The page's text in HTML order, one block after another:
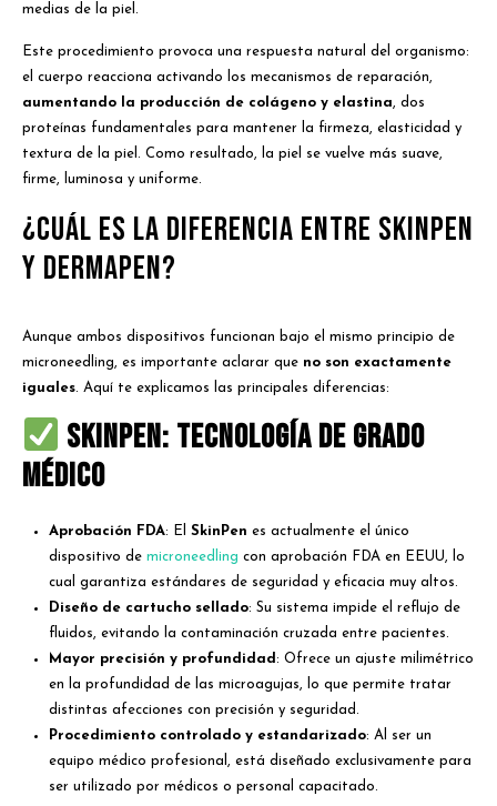
medias de la piel.
Este procedimiento provoca una respuesta natural del organismo:
el cuerpo reacciona activando los mecanismos de reparación,
aumentando la producción de colágeno y elastina, dos
proteínas fundamentales para mantener la firmeza, elasticidad y
textura de la piel. Como resultado, la piel se vuelve más suave,
firme, luminosa y uniforme.
Así como muchas personas buscan opciones para mejorar su
formas de entretenimiento en línea. En este ámbito,
¿Cuál es la diferencia entre SkinPen
y Dermapen?
Aunque ambos dispositivos funcionan bajo el mismo principio de
microneedling, es importante aclarar que no son exactamente
iguales. Aquí te explicamos las principales diferencias:
SkinPen: Tecnología de grado
médico
Aprobación FDA: ElSkinPen es actualmente el único
dispositivo demicroneedling con aprobación FDA en EEUU, lo
cual garantiza estándares de seguridad y eficacia muy altos.
Diseño de cartucho sellado: Su sistema impide el reflujo de
fluidos, evitando la contaminación cruzada entre pacientes.
Mayor precisión y profundidad : Ofrece un ajuste milimétrico
en la profundidad de las microagujas, lo que permite tratar
distintas afecciones con precisión y seguridad.
Procedimiento controlado y estandarizado: Al ser un
equipo médico profesional, está diseñado exclusivamente para
ser utilizado por médicos o personal capacitado.